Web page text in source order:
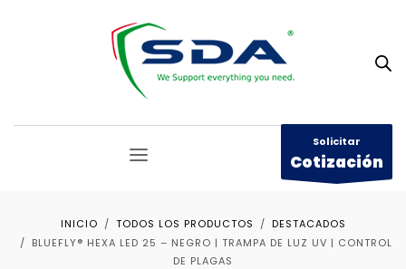
Solicitar
Cotización
INICIO TODOS LOS PRODUCTOS
DESTACADOS
BLUEFLY® HEXA LED 25 – NEGRO | TRAMPA DE LUZ UV | CONTROL
DE PLAGAS